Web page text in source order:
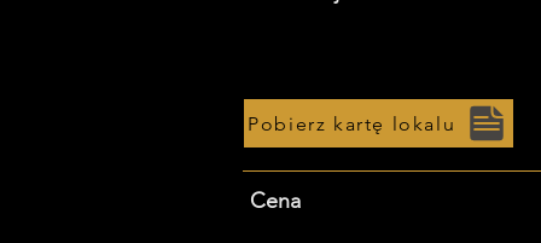
Pobierz kartę lokalu
Cena